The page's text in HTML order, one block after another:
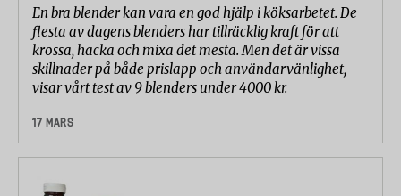
En bra blender kan vara en god hjälp i köksarbetet. De
flesta av dagens blenders har tillräcklig kraft för att
krossa, hacka och mixa det mesta. Men det är vissa
skillnader på både prislapp och användarvänlighet,
visar vårt test av 9 blenders under 4000 kr.
17 MARS